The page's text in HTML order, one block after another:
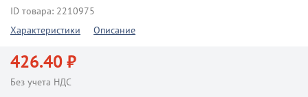
ID товара: 2210975
Характеристики
Описание
426.40 ₽
Без учета НДС